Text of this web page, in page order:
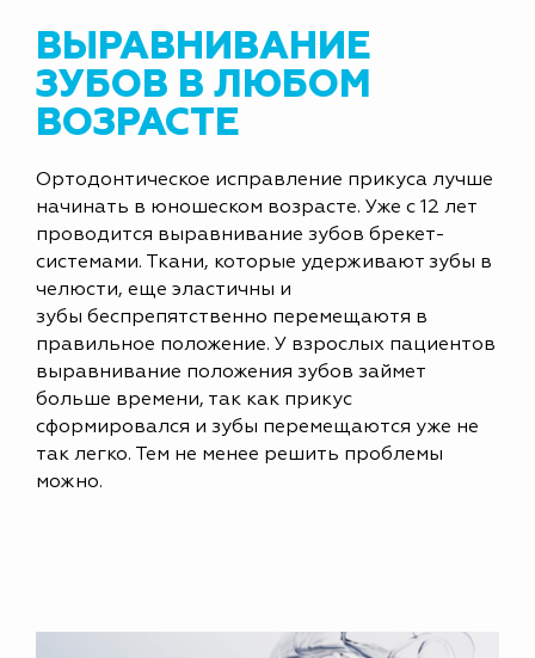
ВЫРАВНИВАНИЕ
ЗУБОВ В ЛЮБОМ
ВОЗРАСТЕ
Ортодонтическое исправление прикуса лучше
начинать в юношеском возрасте. Уже с 12 лет
проводится выравнивание зубов брекет-
системами. Ткани, которые удерживают зубы в
челюсти, еще эластичны и
зубы беспрепятственно перемещаютя в
правильное положение. У взрослых пациентов
выравнивание положения зубов займет
больше времени, так как прикус
сформировался и зубы перемещаются уже не
так легко. Тем не менее решить проблемы
можно.